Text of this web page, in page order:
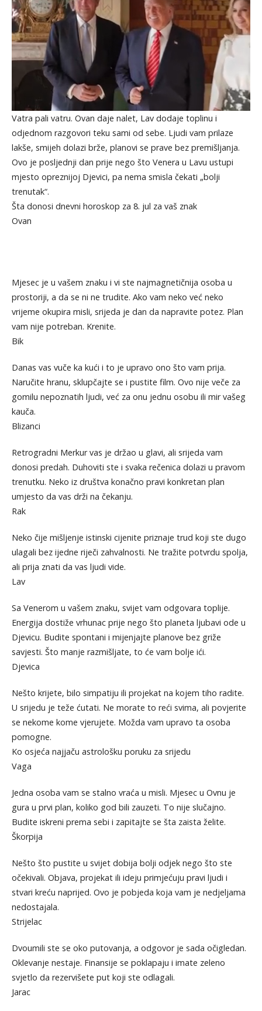
Vatra pali vatru. Ovan daje nalet, Lav dodaje toplinu i
odjednom razgovori teku sami od sebe. Ljudi vam prilaze
lakše, smijeh dolazi brže, planovi se prave bez premišljanja.
Ovo je posljednji dan prije nego što Venera u Lavu ustupi
mjesto opreznijoj Djevici, pa nema smisla čekati „bolji
trenutak“.
Šta donosi dnevni horoskop za 8. jul za vaš znak
Ovan
Mjesec je u vašem znaku i vi ste najmagnetičnija osoba u
prostoriji, a da se ni ne trudite. Ako vam neko već neko
vrijeme okupira misli, srijeda je dan da napravite potez. Plan
vam nije potreban. Krenite.
Bik
Danas vas vuče ka kući i to je upravo ono što vam prija.
Naručite hranu, sklupčajte se i pustite film. Ovo nije veče za
gomilu nepoznatih ljudi, već za onu jednu osobu ili mir vašeg
kauča.
Blizanci
Retrogradni Merkur vas je držao u glavi, ali srijeda vam
donosi predah. Duhoviti ste i svaka rečenica dolazi u pravom
trenutku. Neko iz društva konačno pravi konkretan plan
umjesto da vas drži na čekanju.
Rak
Neko čije mišljenje istinski cijenite priznaje trud koji ste dugo
ulagali bez ijedne riječi zahvalnosti. Ne tražite potvrdu spolja,
ali prija znati da vas ljudi vide.
Lav
Sa Venerom u vašem znaku, svijet vam odgovara toplije.
Energija dostiže vrhunac prije nego što planeta ljubavi ode u
Djevicu. Budite spontani i mijenjajte planove bez griže
savjesti. Što manje razmišljate, to će vam bolje ići.
Djevica
Nešto krijete, bilo simpatiju ili projekat na kojem tiho radite.
U srijedu je teže ćutati. Ne morate to reći svima, ali povjerite
se nekome kome vjerujete. Možda vam upravo ta osoba
pomogne.
Ko osjeća najjaču astrološku poruku za srijedu
Vaga
Jedna osoba vam se stalno vraća u misli. Mjesec u Ovnu je
gura u prvi plan, koliko god bili zauzeti. To nije slučajno.
Budite iskreni prema sebi i zapitajte se šta zaista želite.
Škorpija
Nešto što pustite u svijet dobija bolji odjek nego što ste
očekivali. Objava, projekat ili ideju primjećuju pravi ljudi i
stvari kreću naprijed. Ovo je pobjeda koja vam je nedjeljama
nedostajala.
Strijelac
Dvoumili ste se oko putovanja, a odgovor je sada očigledan.
Oklevanje nestaje. Finansije se poklapaju i imate zeleno
svjetlo da rezervišete put koji ste odlagali.
Jarac